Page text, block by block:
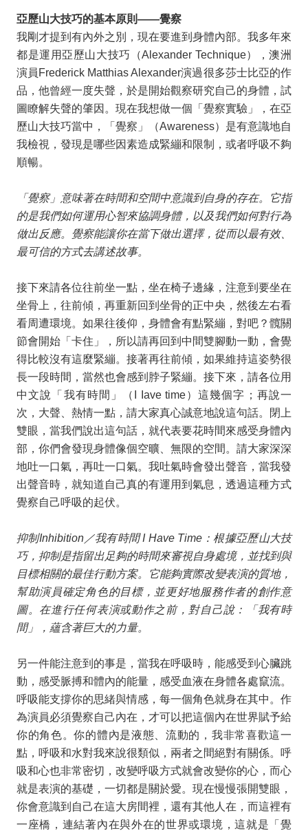
亞歷山大技巧的基本原則——覺察
我剛才提到有內外之別，現在要進到身體內部。我多年來
都是運用亞歷山大技巧（Alexander Technique），澳洲
演員 Frederick Matthias Alexander演過很多莎士比亞的作
品，他曾經一度失聲，於是開始觀察研究自己的身體，試
圖瞭解失聲的肇因。現在我想做一個「覺察實驗」，在亞
歷山大技巧當中，「覺察」（Awareness）是有意識地自
我檢視，發現是哪些因素造成緊繃和限制，或者呼吸不夠
順暢。
「覺察」意味著在時間和空間中意識到自身的存在。它指
的是我們如何運用心智來協調身體，以及我們如何對行為
做出反應。覺察能讓你在當下做出選擇，從而以最有效、
最可信的方式去講述故事。
接下來請各位往前坐一點，坐在椅子邊緣，注意到要坐在
坐骨上，往前傾，再重新回到坐骨的正中央，然後左右看
看周遭環境。如果往後仰，身體會有點緊繃，對吧？髖關
節會開始「卡住」，所以請再回到中間雙腳動一動，會覺
得比較沒有這麼緊繃。接著再往前傾，如果維持這姿勢很
長一段時間，當然也會感到脖子緊繃。接下來，請各位用
中文說「我有時間」（
I Iave time）這幾個字；再說一
次，大聲、熱情一點，請大家真心誠意地說這句話。閉上
雙眼，當我們說出這句話，就代表要花時間來感受身體內
部，你們會發現身體像個空曠、無限的空間。請大家深深
地吐一口氣，再吐一口氣。我吐氣時會發出聲音，當我發
出聲音時，就知道自己真的有運用到氣息，透過這種方式
覺察自己呼吸的起伏。
抑制Inhibition／我有時間I Have Time：根據亞歷山大技
巧，抑制是指留出足夠的時間來審視自身處境，並找到與
目標相關的最佳行動方案。它能夠實際改變表演的質地，
幫助演員確定角色的目標，並更好地服務作者的創作意
圖。在進行任何表演或動作之前，對自己說：「我有時
間」，蘊含著巨大的力量。
另一件能注意到的事是，當我在呼吸時，能感受到心臟跳
動，感受脈搏和體內的能量，感受血液在身體各處竄流。
呼吸能支撐你的思緒與情感，每一個角色就身在其中。作
為演員必須覺察自己內在，才可以把這個內在世界賦予給
你的角色。你的體內是液態、流動的，我非常喜歡這一
點，呼吸和水對我來說很類似，兩者之間絕對有關係。呼
吸和心也非常密切，改變呼吸方式就會改變你的心，而心
就是表演的基礎，一切都是關於愛。現在慢慢張開雙眼，
你會意識到自己在這大房間裡，還有其他人在，而這裡有
一座橋，連結著內在與外在的世界或環境，這就是「覺